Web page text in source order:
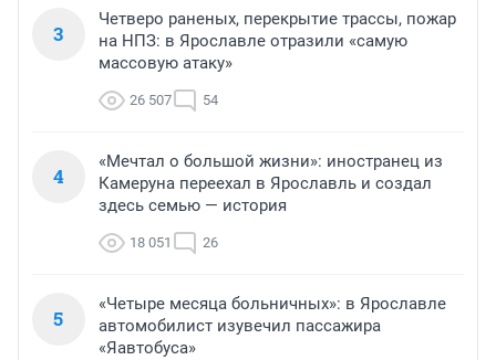
3
Четверо раненых, перекрытие трассы, пожар
на НПЗ: в Ярославле отразили «самую
массовую атаку»
26 507 54
4
«Мечтал о большой жизни»: иностранец из
Камеруна переехал в Ярославль и создал
здесь семью — история
18 051 26
5
«Четыре месяца больничных»: в Ярославле
автомобилист изувечил пассажира
«Яавтобуса»